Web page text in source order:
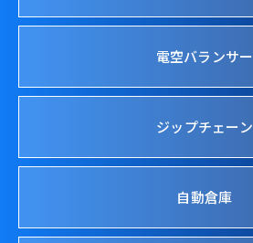
電空バランサー
ジップチェーン
自動倉庫